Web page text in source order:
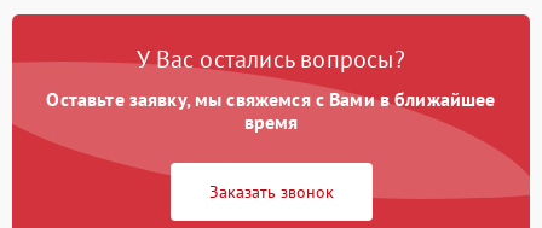
У Вас остались вопросы?
Оставьте заявку, мы свяжемся с Вами в ближайшее
время
Заказать звонок